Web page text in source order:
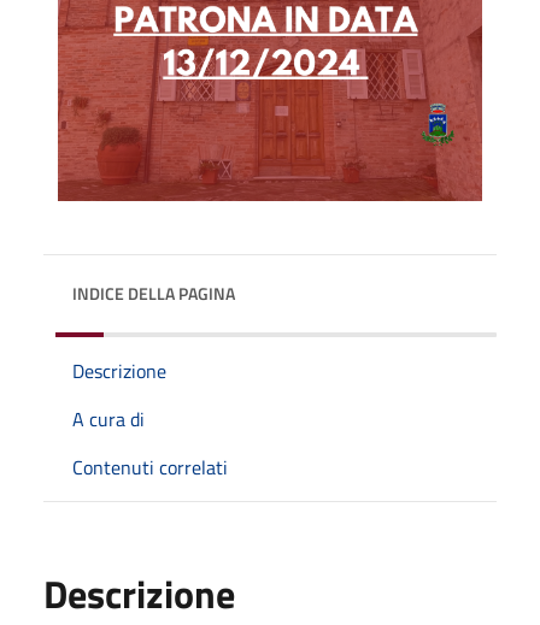
INDICE DELLA PAGINA
Descrizione
A cura di
Contenuti correlati
Descrizione